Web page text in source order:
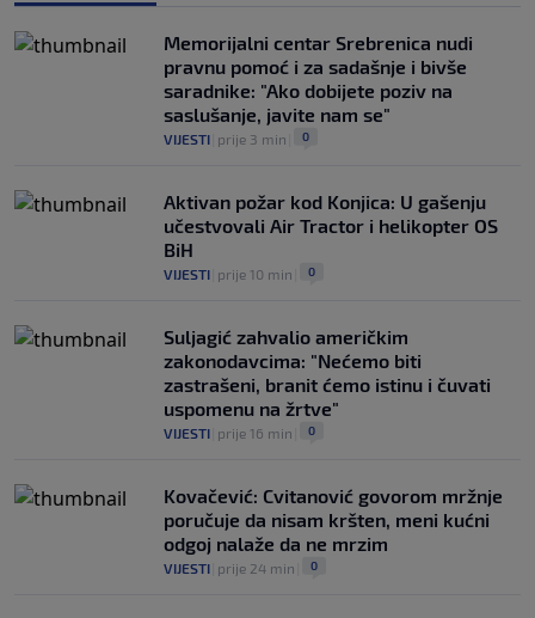
Memorijalni centar Srebrenica nudi
pravnu pomoć i za sadašnje i bivše
saradnike: "Ako dobijete poziv na
saslušanje, javite nam se"
VIJESTI prije 3 min 0
Aktivan požar kod Konjica: U gašenju
učestvovali Air Tractor i helikopter OS
BiH
VIJESTI prije 10 min 0
Suljagić zahvalio američkim
zakonodavcima: "Nećemo biti
zastrašeni, branit ćemo istinu i čuvati
uspomenu na žrtve"
VIJESTI prije 16 min 0
Kovačević: Cvitanović govorom mržnje
poručuje da nisam kršten, meni kućni
odgoj nalaže da ne mrzim
VIJESTI prije 24 min 0